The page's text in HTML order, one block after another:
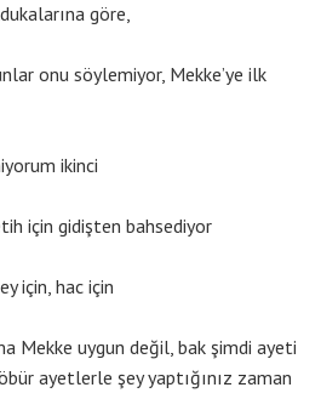
göre,
onu söylemiyor, Mekke’ye ilk
ikinci
için gidişten bahsediyor
için, hac için
Mekke uygun değil, bak şimdi ayeti
ayetlerle şey yaptığınız zaman